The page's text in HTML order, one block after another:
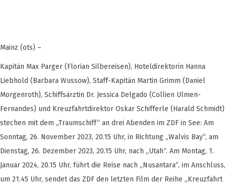
Mainz (ots) –
Kapitän Max Parger (Florian Silbereisen), Hoteldirektorin Hanna
Liebhold (Barbara Wussow), Staff-Kapitän Martin Grimm (Daniel
Morgenroth), Schiffsärztin Dr. Jessica Delgado (Collien Ulmen-
Fernandes) und Kreuzfahrtdirektor Oskar Schifferle (Harald Schmidt)
stechen mit dem „Traumschiff“ an drei Abenden im ZDF in See: Am
Sonntag, 26. November 2023, 20.15 Uhr, in Richtung „Walvis Bay“, am
Dienstag, 26. Dezember 2023, 20.15 Uhr, nach „Utah“. Am Montag, 1.
Januar 2024, 20.15 Uhr, führt die Reise nach „Nusantara“, im Anschluss,
um 21.45 Uhr, sendet das ZDF den letzten Film der Reihe „Kreuzfahrt